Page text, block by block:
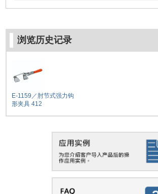
浏览历史记录
E-1159／肘节式强力钩
形夹具 412